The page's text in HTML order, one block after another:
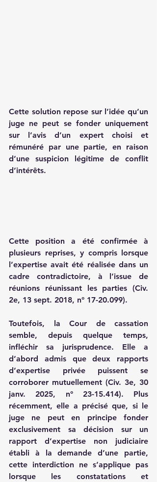
Cette solution repose sur l’idée qu’un
juge ne peut se fonder uniquement
sur l’avis d’un expert choisi et
rémunéré par une partie, en raison
d’une suspicion légitime de conflit
d’intérêts.
Cette position a été confirmée à
plusieurs reprises, y compris lorsque
l’expertise avait été réalisée dans un
cadre contradictoire, à l’issue de
réunions réunissant les parties (Civ.
2e, 13 sept. 2018, n° 17-20.099).
Toutefois, la Cour de cassation
semble, depuis quelque temps,
infléchir sa jurisprudence. Elle a
d’abord admis que deux rapports
d’expertise privée puissent se
corroborer mutuellement (Civ. 3e, 30
janv. 2025, n° 23-15.414). Plus
récemment, elle a précisé que, si le
juge ne peut en principe fonder
exclusivement sa décision sur un
rapport d’expertise non judiciaire
établi à la demande d’une partie,
cette interdiction ne s’applique pas
lorsque les constatations et